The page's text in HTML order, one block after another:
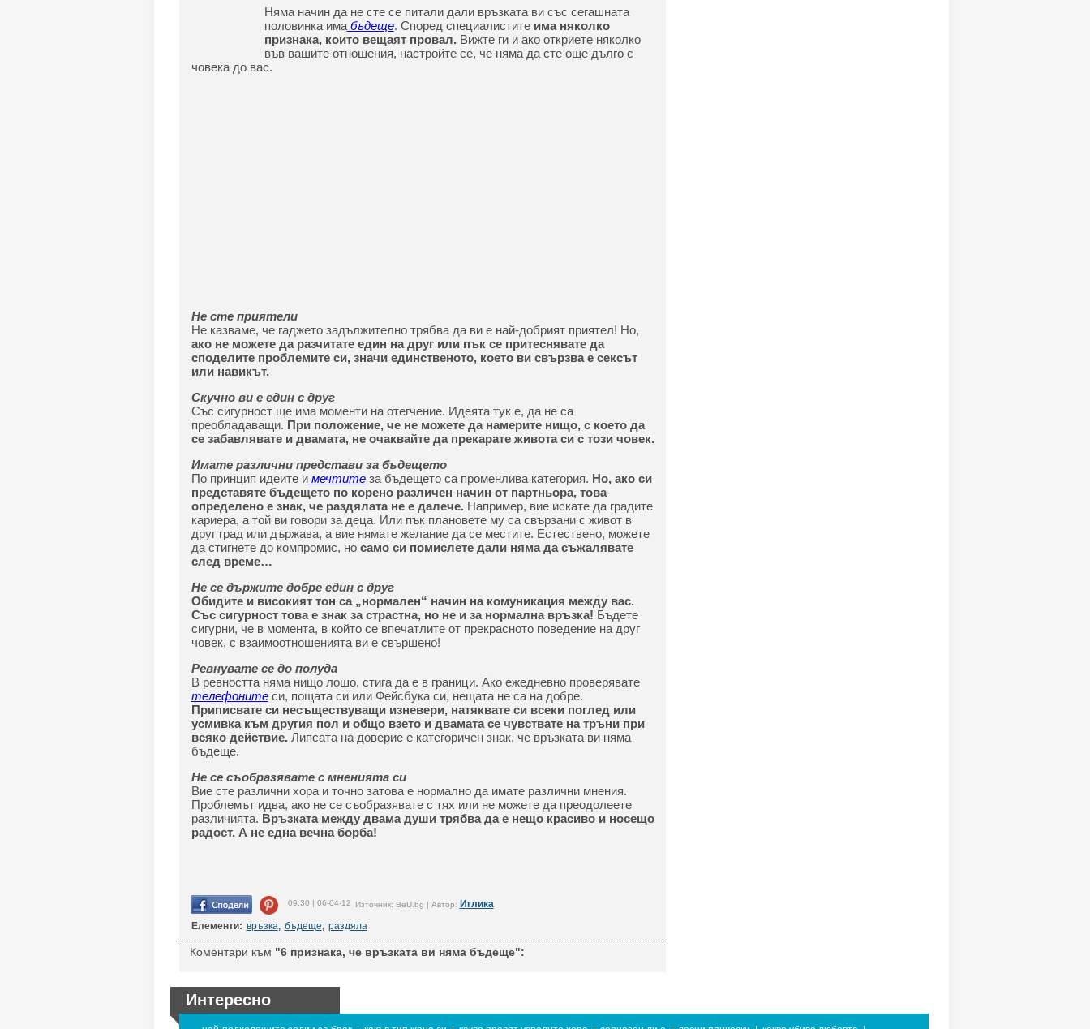
Няма начин да не сте се питали дали връзката ви със сегашната
половинка имабъдеще. Според специалистите има няколко
признака, които вещаят провал. Вижте ги и ако откриете няколко
във вашите отношения, настройте се, че няма да сте още дълго с
човека до вас.
Не сте приятели
Не казваме, че гаджето задължително трябва да ви е най-добрият приятел! Но,
ако не можете да разчитате един на друг или пък се притеснявате да
споделите проблемите си, значи единственото, което ви свързва е сексът
или навикът.
Скучно ви е един с друг
Със сигурност ще има моменти на отегчение. Идеята тук е, да не са
преобладаващи. При положение, че не можете да намерите нищо, с което да
се забавлявате и двамата, не очаквайте да прекарате живота си с този човек.
Имате различни представи за бъдещето
По принцип идеите имечтитеза бъдещето са променлива категория. Но, ако си
представяте бъдещето по корено различен начин от партньора, това
определено е знак, че раздялата не е далече. Например, вие искате да градите
кариера, а той ви говори за деца. Или пък плановете му са свързани с живот в
друг град или държава, а вие нямате желание да се местите. Естествено, можете
да стигнете до компромис, но само си помислете дали няма да съжалявате
след време…
Не се държите добре един с друг
Обидите и високият тон са „нормален“ начин на комуникация между вас.
Със сигурност това е знак за страстна, но не и за нормална връзка! Бъдете
сигурни, че в момента, в който се впечатлите от прекрасното поведение на друг
човек, с взаимоотношенията ви е свършено!
Ревнувате се до полуда
В ревността няма нищо лошо, стига да е в граници. Ако ежедневно проверявате
телефонитеси, пощата си или Фейсбука си, нещата не са на добре.
Приписвате си несъществуващи изневери, натяквате си всеки поглед или
усмивка към другия пол и общо взето и двамата се чувствате на тръни при
всяко действие. Липсата на доверие е категоричен знак, че връзката ви няма
бъдеще.
Не се съобразявате с мненията си
Вие сте различни хора и точно затова е нормално да имате различни мнения.
Проблемът идва, ако не се съобразявате с тях или не можете да преодолеете
различията. Връзката между двама души трябва да е нещо красиво и носещо
радост. А не една вечна борба!
09:30 | 06-04-12 Източник: BeU.bg | Автор: Иглика
Елементи: връзка, бъдеще, раздяла
Коментари към "6 признака, че връзката ви няма бъдеще":
Интересно